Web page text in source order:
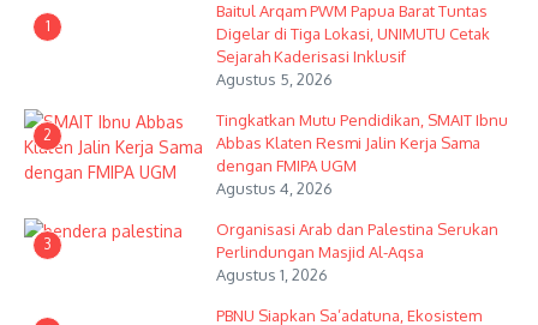
1
Baitul Arqam PWM Papua Barat Tuntas
Digelar di Tiga Lokasi, UNIMUTU Cetak
Sejarah Kaderisasi Inklusif
Agustus 5, 2026
2
Tingkatkan Mutu Pendidikan, SMAIT Ibnu
Abbas Klaten Resmi Jalin Kerja Sama
dengan FMIPA UGM
Agustus 4, 2026
3
Organisasi Arab dan Palestina Serukan
Perlindungan Masjid Al-Aqsa
Agustus 1, 2026
PBNU Siapkan Sa’adatuna, Ekosistem